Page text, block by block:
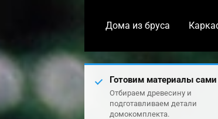
Дома из бруса
Готовим материалы сами
Отбираем древесину и
подготавливаем детали
домокомплекта.